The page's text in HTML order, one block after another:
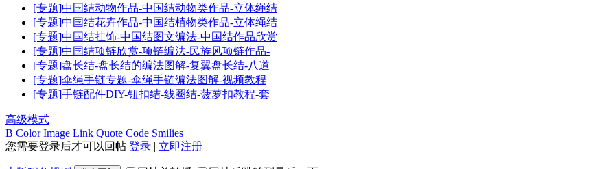
[专题]中国结动物作品-中国结动物类作品-立体绳结
[专题]中国结花卉作品-中国结植物类作品-立体绳结
[专题]中国结挂饰-中国结图文编法-中国结作品欣赏
[专题]中国结项链欣赏-项链编法-民族风项链作品-
[专题]盘长结-盘长结的编法图解-复翼盘长结-八道
[专题]伞绳手链专题-伞绳手链编法图解-视频教程
[专题]手链配件DIY-钮扣结-线圈结-菠萝扣教程-套
高级模式
B Color Image Link Quote Code Smilies
您需要登录后才可以回帖 登录 | 立即注册